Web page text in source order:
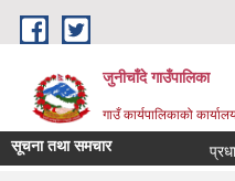
Skip to main content
जुनीचाँदे गाउँपालिका
गाउँ कार्यपालिकाको
सूचना तथा समचार